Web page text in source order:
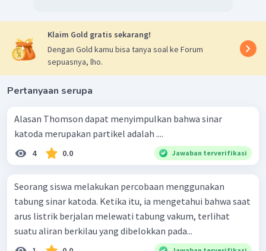
Klaim Gold gratis sekarang!
Dengan Gold kamu bisa tanya soal ke Forum
sepuasnya, lho.
Pertanyaan serupa
Alasan Thomson dapat menyimpulkan bahwa sinar
katoda merupakan partikel adalah ....
4 0.0 Jawaban terverifikasi
Seorang siswa melakukan percobaan menggunakan
tabung sinar katoda. Ketika itu, ia mengetahui bahwa saat
arus listrik berjalan melewati tabung vakum, terlihat
suatu aliran berkilau yang dibelokkan pada...